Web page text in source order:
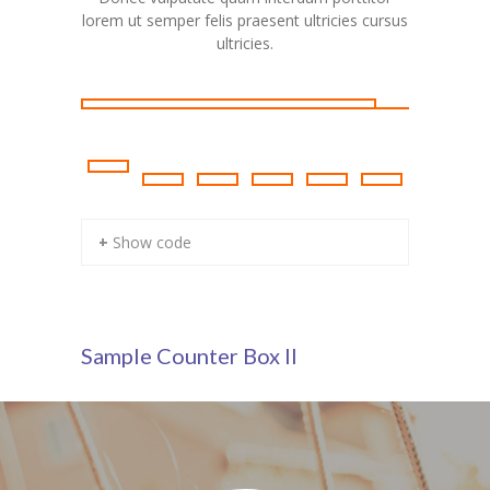
lorem ut semper felis praesent ultricies cursus
ultricies.
+ Show code
Sample Counter Box II